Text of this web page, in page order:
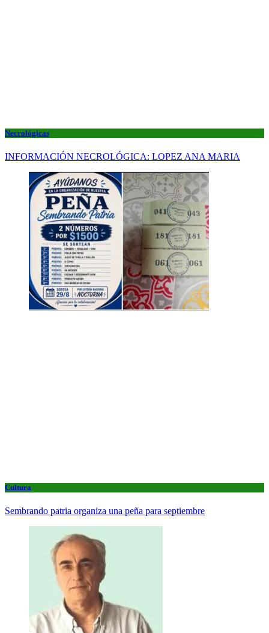
Necrológicas
INFORMACIÓN NECROLÓGICA: LOPEZ ANA MARIA
Cultura
Sembrando patria organiza una peña para septiembre